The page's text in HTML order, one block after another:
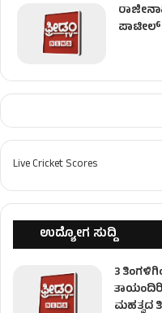
Live Cricket Scores
ಉದ್ಯೋಗ ಸುದ್ದಿ
3
ಮಹತ್ವದ